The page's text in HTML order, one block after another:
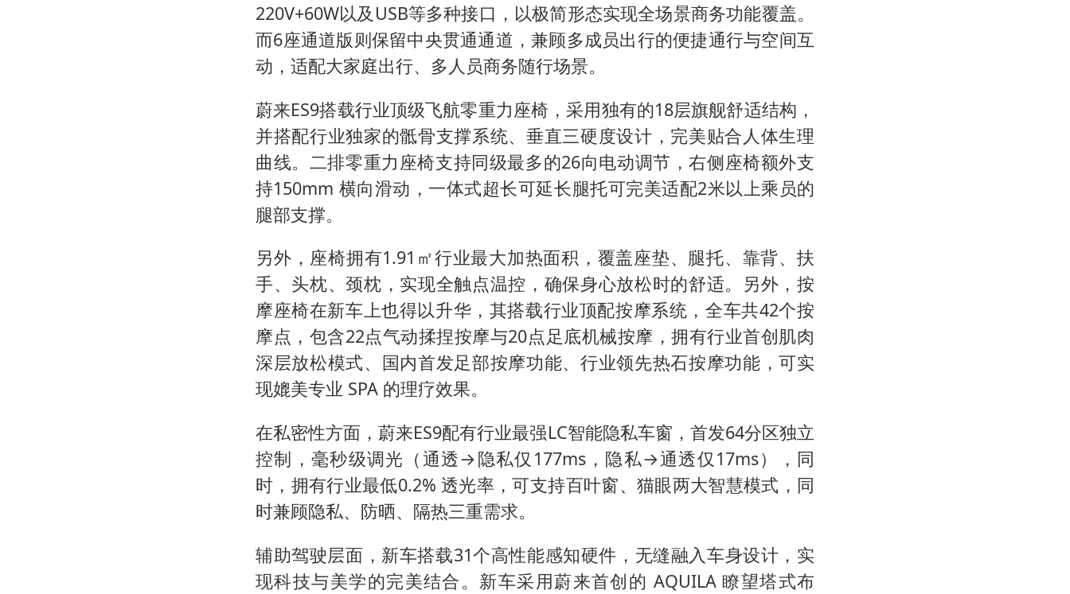
220V+60W以及USB等多种接口，以极简形态实现全场景商务功能覆盖。
而6座通道版则保留中央贯通通道，兼顾多成员出行的便捷通行与空间互
动，适配大家庭出行、多人员商务随行场景。
蔚来ES9搭载行业顶级飞航零重力座椅，采用独有的18层旗舰舒适结构，
并搭配行业独家的骶骨支撑系统、垂直三硬度设计，完美贴合人体生理
曲线。二排零重力座椅支持同级最多的26向电动调节，右侧座椅额外支
持150mm 横向滑动，一体式超长可延长腿托可完美适配2米以上乘员的
腿部支撑。
另外，座椅拥有1.91㎡行业最大加热面积，覆盖座垫、腿托、靠背、扶
手、头枕、颈枕，实现全触点温控，确保身心放松时的舒适。另外，按
摩座椅在新车上也得以升华，其搭载行业顶配按摩系统，全车共42个按
摩点，包含22点气动揉捏按摩与20点足底机械按摩，拥有行业首创肌肉
深层放松模式、国内首发足部按摩功能、行业领先热石按摩功能，可实
现媲美专业 SPA 的理疗效果。
在私密性方面，蔚来ES9配有行业最强LC智能隐私车窗，首发64分区独立
控制，毫秒级调光（通透→隐私仅177ms，隐私→通透仅17ms），同
时，拥有行业最低0.2% 透光率，可支持百叶窗、猫眼两大智慧模式，同
时兼顾隐私、防晒、隔热三重需求。
辅助驾驶层面，新车搭载31个高性能感知硬件，无缝融入车身设计，实
现科技与美学的完美结合。新车采用蔚来首创的 AQUILA 瞭望塔式布